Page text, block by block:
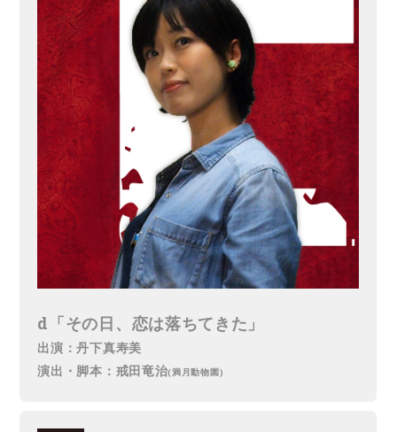
d「その日、恋は落ちてきた」
出演：丹下真寿美
演出・脚本：戒田竜治(満月動物園)